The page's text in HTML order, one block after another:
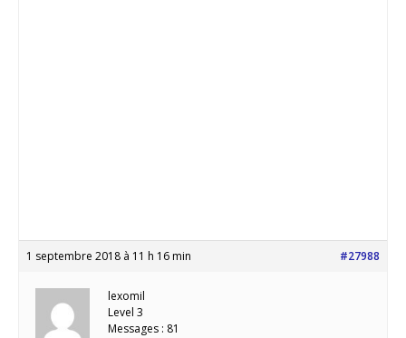
1 septembre 2018 à 11 h 16 min #27988
lexomil
Level 3
Messages : 81